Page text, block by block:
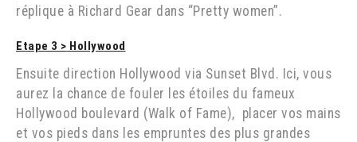
réplique à Richard Gear dans “Pretty women”.
Etape 3 > Hollywood
Ensuite direction Hollywood via Sunset Blvd. Ici, vous
aurez la chance de fouler les étoiles du fameux
Hollywood boulevard (Walk of Fame), placer vos mains
et vos pieds dans les empruntes des plus grandes